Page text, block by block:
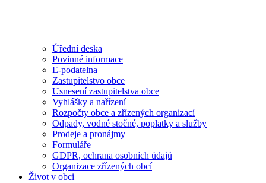
Úřední deska
Povinné informace
E-podatelna
Zastupitelstvo obce
Usnesení zastupitelstva obce
Vyhlášky a nařízení
Rozpočty obce a zřízených organizací
Odpady, vodné stočné, poplatky a služby
Prodeje a pronájmy
Formuláře
GDPR, ochrana osobních údajů
Organizace zřízených obcí
Život v obci